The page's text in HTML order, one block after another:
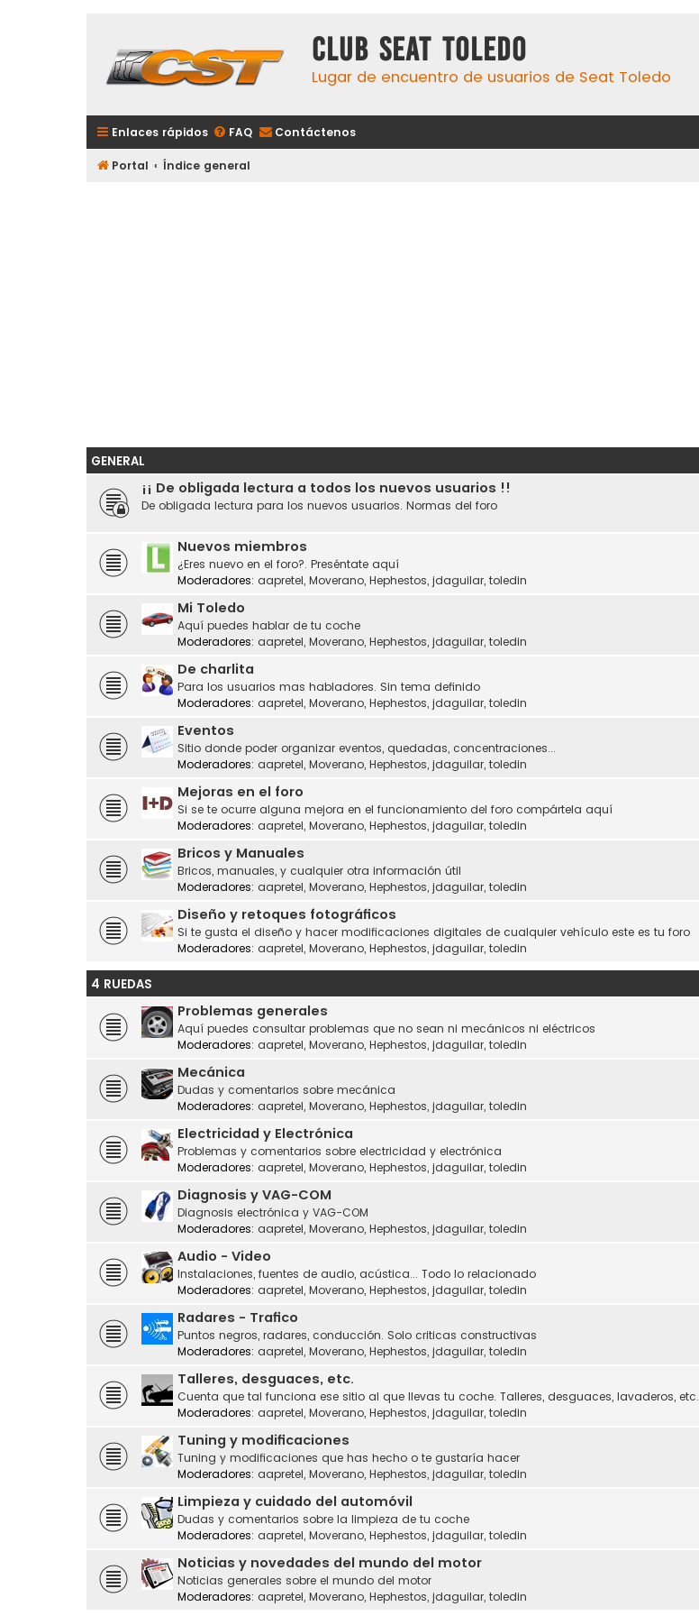
Club Seat Toledo
Lugar de encuentro de usuarios de Seat Toledo
Enlaces rápidos FAQ Contáctenos
Portal Índice general
GENERAL
¡¡ De obligada lectura a todos los nuevos usuarios !!
De obligada lectura para los nuevos usuarios. Normas del foro
Nuevos miembros
¿Eres nuevo en el foro?. Preséntate aquí
Moderadores: aapretel, Moverano, Hephestos, jdaguilar, toledin
Mi Toledo
Aquí puedes hablar de tu coche
Moderadores: aapretel, Moverano, Hephestos, jdaguilar, toledin
De charlita
Para los usuarios mas habladores. Sin tema definido
Moderadores: aapretel, Moverano, Hephestos, jdaguilar, toledin
Eventos
Sitio donde poder organizar eventos, quedadas, concentraciones...
Moderadores: aapretel, Moverano, Hephestos, jdaguilar, toledin
Mejoras en el foro
Si se te ocurre alguna mejora en el funcionamiento del foro compártela aquí
Moderadores: aapretel, Moverano, Hephestos, jdaguilar, toledin
Bricos y Manuales
Bricos, manuales, y cualquier otra información útil
Moderadores: aapretel, Moverano, Hephestos, jdaguilar, toledin
Diseño y retoques fotográficos
Si te gusta el diseño y hacer modificaciones digitales de cualquier vehículo este es tu foro
Moderadores: aapretel, Moverano, Hephestos, jdaguilar, toledin
4 RUEDAS
Problemas generales
Aquí puedes consultar problemas que no sean ni mecánicos ni eléctricos
Moderadores: aapretel, Moverano, Hephestos, jdaguilar, toledin
Mecánica
Dudas y comentarios sobre mecánica
Moderadores: aapretel, Moverano, Hephestos, jdaguilar, toledin
Electricidad y Electrónica
Problemas y comentarios sobre electricidad y electrónica
Moderadores: aapretel, Moverano, Hephestos, jdaguilar, toledin
Diagnosis y VAG-COM
Diagnosis electrónica y VAG-COM
Moderadores: aapretel, Moverano, Hephestos, jdaguilar, toledin
Audio - Video
Instalaciones, fuentes de audio, acústica... Todo lo relacionado
Moderadores: aapretel, Moverano, Hephestos, jdaguilar, toledin
Radares - Trafico
Puntos negros, radares, conducción. Solo criticas constructivas
Moderadores: aapretel, Moverano, Hephestos, jdaguilar, toledin
Talleres, desguaces, etc.
Cuenta que tal funciona ese sitio al que llevas tu coche. Talleres, desguaces, lavaderos, etc.
Moderadores: aapretel, Moverano, Hephestos, jdaguilar, toledin
Tuning y modificaciones
Tuning y modificaciones que has hecho o te gustaría hacer
Moderadores: aapretel, Moverano, Hephestos, jdaguilar, toledin
Limpieza y cuidado del automóvil
Dudas y comentarios sobre la limpieza de tu coche
Moderadores: aapretel, Moverano, Hephestos, jdaguilar, toledin
Noticias y novedades del mundo del motor
Noticias generales sobre el mundo del motor
Moderadores: aapretel, Moverano, Hephestos, jdaguilar, toledin